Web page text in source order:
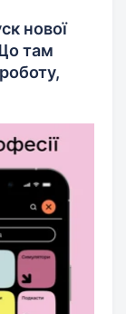
нової
там